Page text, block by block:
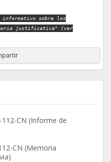
informativo sobre los
justificativa" (ver
CN (Informe de
CN (Memoria